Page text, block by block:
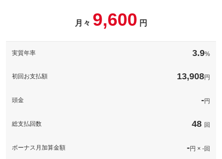
字をお客様の愛車にも！※一部取得出来ないナンバーもございま
す。※人気の数字等は、抽選になることがございます。ご了承く
備考
月々 9,600 円
実質年率 3.9%
初回お支払額 13,908円
頭金 -円
総支払回数 48 回
ボーナス月加算金額 -円 × -回